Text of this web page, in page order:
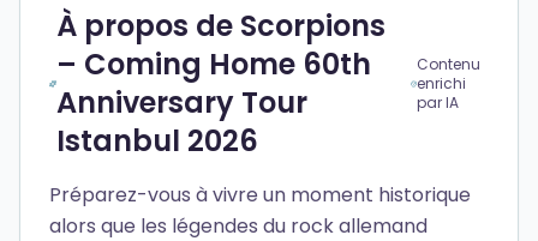
À propos de Scorpions
– Coming Home 60th
Anniversary Tour
Istanbul 2026
Contenu
enrichi
par IA
Préparez-vous à vivre un moment historique
alors que les légendes du rock allemand